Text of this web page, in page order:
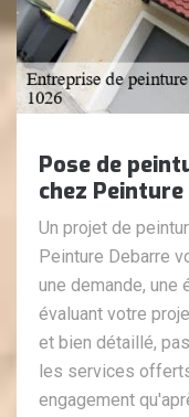
Pose de
chez
Un projet de
Peinture Debarre
une demande, une
évaluant votre
et bien détaillé,
les services
engagement